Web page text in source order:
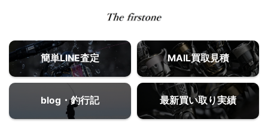
簡単LINE査定 MAIL買取見積
blog・釣行記 最新買い取り実績